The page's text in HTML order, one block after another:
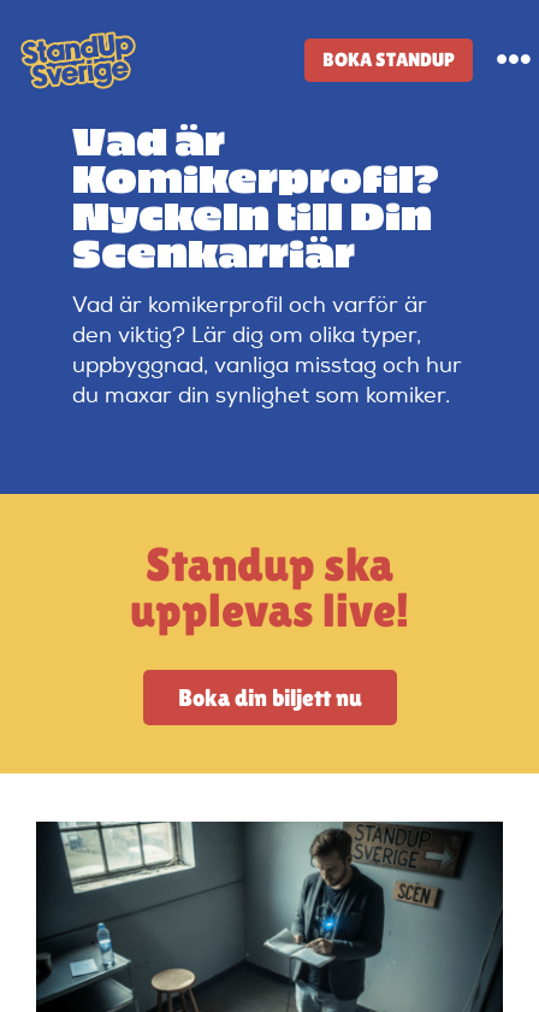
to
content
BOKA STANDUP
Standup-butik
Komiker
Lineup
Tidigare lineup
StandUpSverige PODDEN
Vanliga frågor
Mitt konto
Vad är
Komikerprofil?
Nyckeln till Din
Scenkarriär
Vad är komikerprofil och varför är
den viktig? Lär dig om olika typer,
uppbyggnad, vanliga misstag och hur
du maxar din synlighet som komiker.
Standup ska
upplevas live!
Boka din biljett nu